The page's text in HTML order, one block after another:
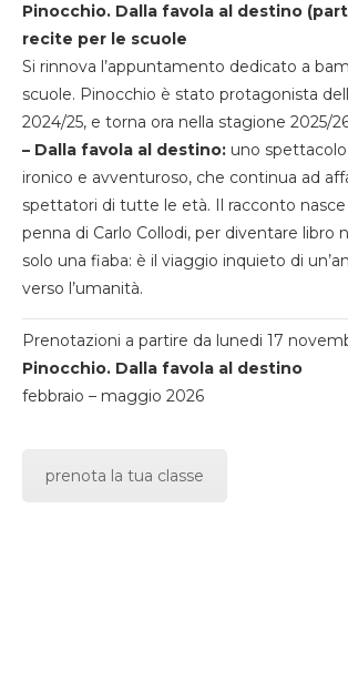
Pinocchio. Dalla favola al destino
recite per le scuole
Si rinnova l’appuntamento dedicato a
scuole. Pinocchio è stato protagonista
2024/25, e torna ora nella stagione 2025/
– Dalla favola al destino: uno
ironico e avventuroso, che continua ad
spettatori di tutte le età. Il racconto nasce
penna di Carlo Collodi, per diventare libro
solo una fiaba: è il viaggio inquieto di
verso l’umanità.
Prenotazioni a partire da lunedi 17
Pinocchio. Dalla favola al destino
febbraio – maggio 2026
prenota la tua classe